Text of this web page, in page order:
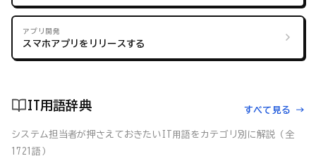
アプリ開発
スマホアプリをリリースする
IT用語辞典 すべて見る →
システム担当者が押さえておきたいIT用語をカテゴリ別に解説（全
1721語）